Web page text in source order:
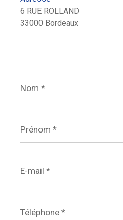
6 RUE ROLLAND
33000 Bordeaux
*
*
mail
*
*